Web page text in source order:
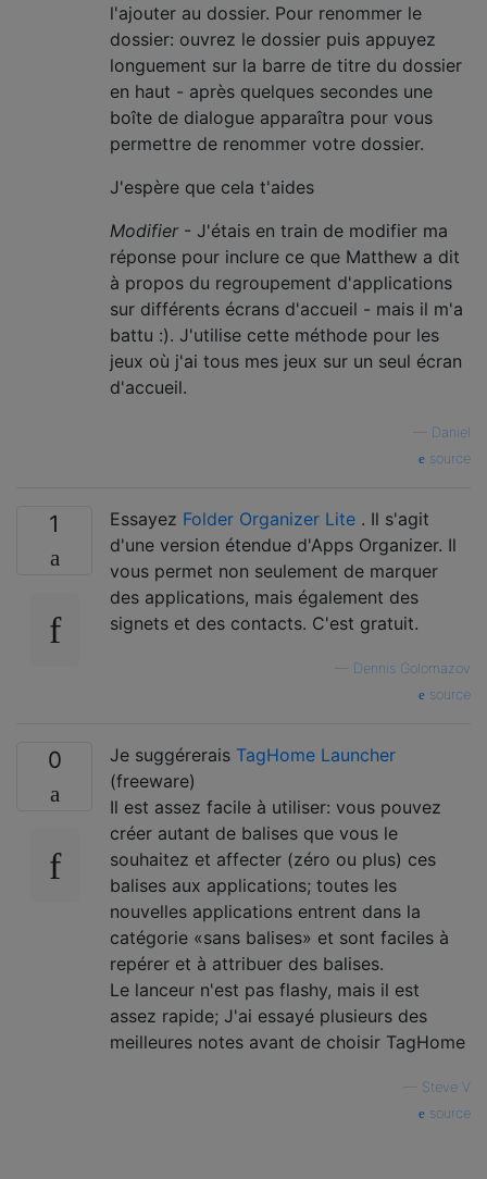
l'ajouter au dossier. Pour renommer le
dossier: ouvrez le dossier puis appuyez
longuement sur la barre de titre du dossier
en haut - après quelques secondes une
boîte de dialogue apparaîtra pour vous
permettre de renommer votre dossier.
J'espère que cela t'aides
Modifier - J'étais en train de modifier ma
réponse pour inclure ce que Matthew a dit
à propos du regroupement d'applications
sur différents écrans d'accueil - mais il m'a
battu :). J'utilise cette méthode pour les
jeux où j'ai tous mes jeux sur un seul écran
d'accueil.
Daniel
source
1 Essayez Folder Organizer Lite . Il s'agit
d'une version étendue d'Apps Organizer. Il
vous permet non seulement de marquer
des applications, mais également des
signets et des contacts. C'est gratuit.
Dennis Golomazov
source
0 Je suggérerais TagHome Launcher
(freeware)
Il est assez facile à utiliser: vous pouvez
créer autant de balises que vous le
souhaitez et affecter (zéro ou plus) ces
balises aux applications; toutes les
nouvelles applications entrent dans la
catégorie «sans balises» et sont faciles à
repérer et à attribuer des balises.
Le lanceur n'est pas flashy, mais il est
assez rapide; J'ai essayé plusieurs des
meilleures notes avant de choisir TagHome
Steve V
source